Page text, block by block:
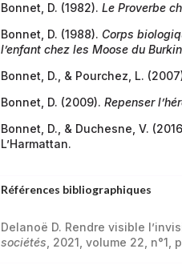
Bonnet, D. (1982). Le Proverbe
Bonnet, D. (1988). Corps
l’enfant chez les Moose du
Bonnet, D., & Pourchez, L.
Bonnet, D. (2009). Repenser
Bonnet, D., & Duchesne, V.
L’Harmattan.
Références bibliographiques
Delanoë D. Rendre visible
sociétés, 2021, volume 22, n°1,